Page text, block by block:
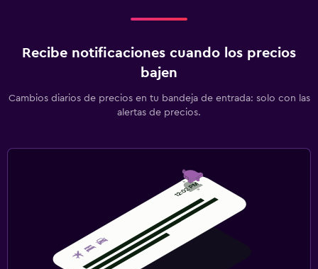
Recibe notificaciones cuando los precios
bajen
Cambios diarios de precios en tu bandeja de entrada: solo con las
alertas de precios.